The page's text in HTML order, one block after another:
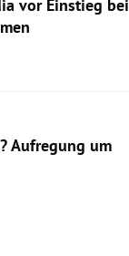
vor Einstieg bei
Aufregung um